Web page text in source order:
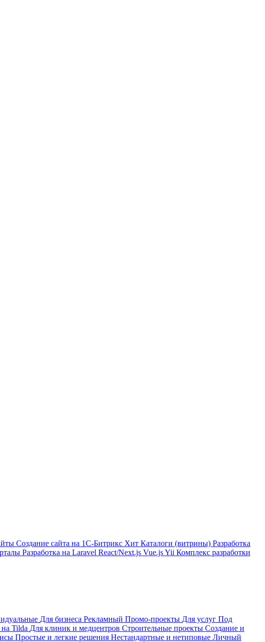
Создание сайта на 1С-Битрикс Хит Каталоги (витрины) Разработка
Разработка на Laravel React/Next.js Vue.jsYii Комплекс разработки
Для бизнеса Рекламный Промо-проекты Для услуг Под
Tilda Для клиник и медцентров Строительные проекты Создание и
Простые и легкие решения Нестандартные и нетиповые Личный